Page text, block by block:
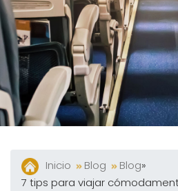
Preguntas
Frecuentes
Contacto
Blog
Inicio Blog Blog»
7 tips para viajar